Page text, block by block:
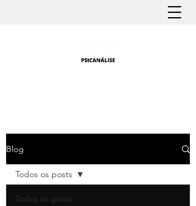
Blog
Todos os posts
Todos os posts